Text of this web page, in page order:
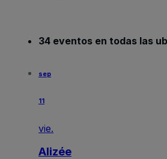
34 eventos en todas las
sep
11
vie.
Alizée